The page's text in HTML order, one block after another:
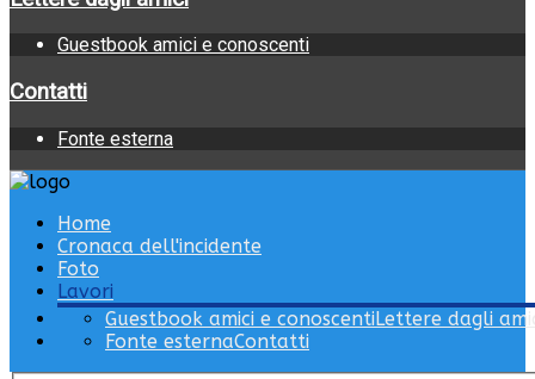
Guestbook amici e conoscenti
Contatti
Fonte esterna
Home
Cronaca dell'incidente
Foto
Lavori
Lettere dagli
Guestbook amici e conoscenti
Contatti
Fonte esterna